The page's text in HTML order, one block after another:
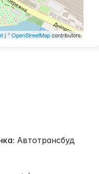
| ©OpenStreetMapcontributors
Автотрансбуд